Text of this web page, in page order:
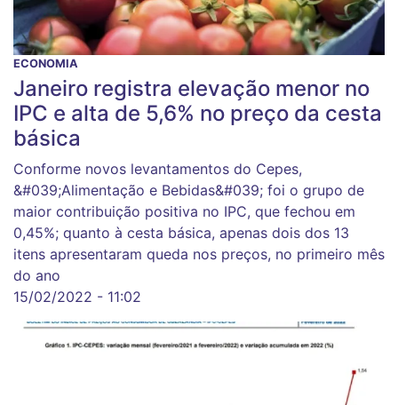
ECONOMIA
Janeiro registra elevação menor no
IPC e alta de 5,6% no preço da cesta
básica
Conforme novos levantamentos do Cepes,
&#039;Alimentação e Bebidas&#039; foi o grupo de
maior contribuição positiva no IPC, que fechou em
0,45%; quanto à cesta básica, apenas dois dos 13
itens apresentaram queda nos preços, no primeiro mês
do ano
15/02/2022 - 11:02